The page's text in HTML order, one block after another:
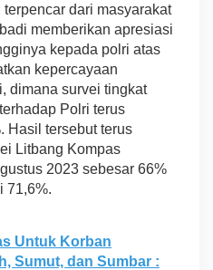
dari masyarakat
memberikan apresiasi
kepada polri atas
kepercayaan
dimana survei tingkat
Polri terus
Hasil tersebut terus
Litbang Kompas
2023 sebesar 66%
71,6%.
Untuk Korban
Sumut, dan Sumbar :